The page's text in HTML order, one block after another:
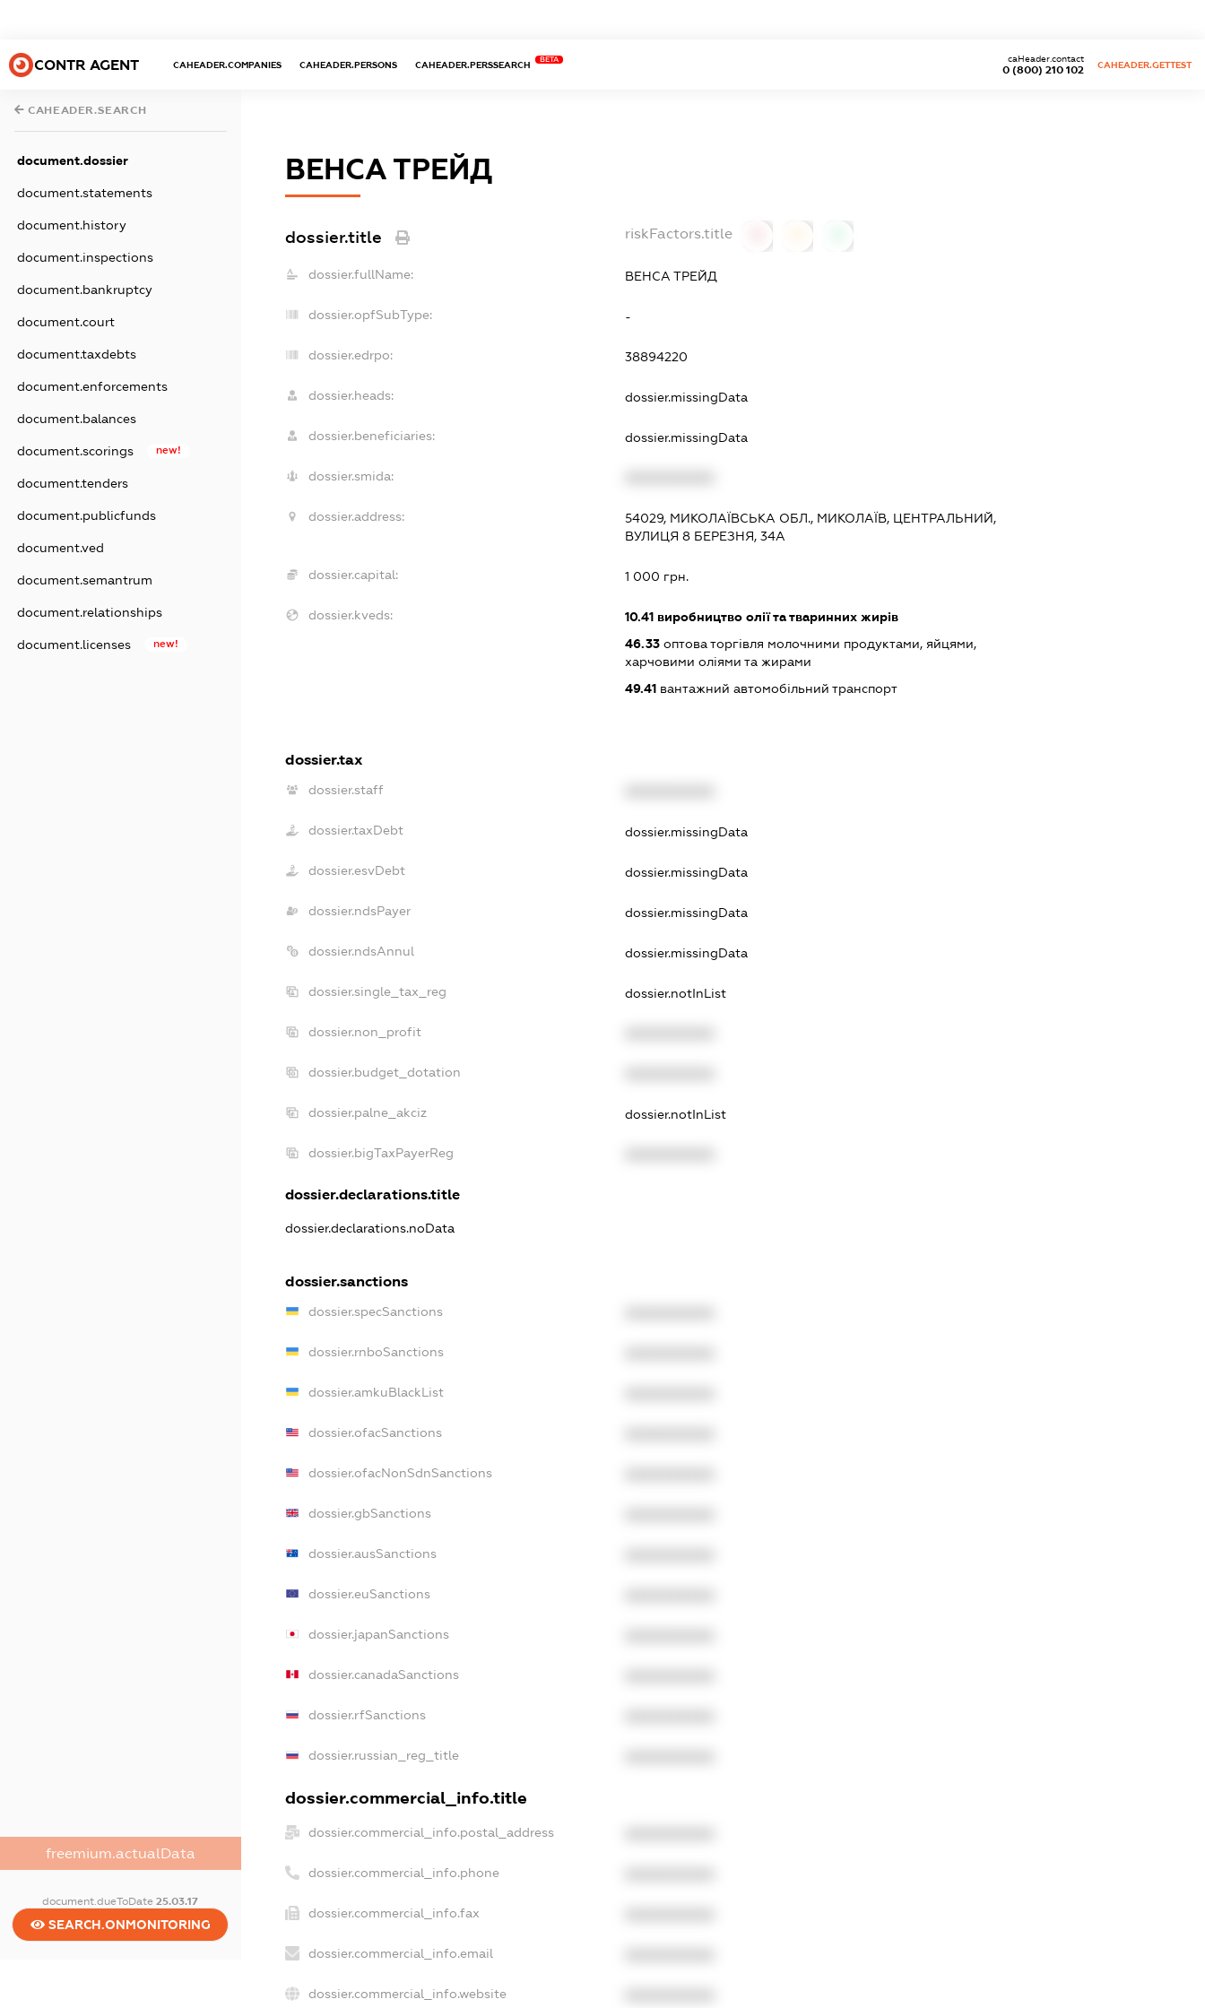
CONTR AGENT CAHEADER.COMPANIES CAHEADER.PERSONS CAHEADER.PERSSEARCH
BETA
0 (800) 210 102
caHeader.contact
CAHEADER.GETTEST
CAHEADER.SEARCH
document.dossier
document.statements
document.history
document.inspections
document.bankruptcy
document.court
document.taxdebts
document.enforcements
document.balances
document.scorings new!
document.tenders
document.publicfunds
document.ved
document.semantrum
document.relationships
document.licenses new!
freemium.actualData
document.dueToDate25.03.17
SEARCH.ONMONITORING
ВЕНСА ТРЕЙД
dossier.title riskFactors.title
dossier.fullName: ВЕНСА ТРЕЙД
dossier.opfSubType: -
dossier.edrpo: 38894220
dossier.heads: dossier.missingData
dossier.beneficiaries: dossier.missingData
dossier.smida:
dossier.address:
54029, МИКОЛАЇВСЬКА ОБЛ., МИКОЛАЇВ, ЦЕНТРАЛЬНИЙ,
ВУЛИЦЯ 8 БЕРЕЗНЯ, 34А
dossier.capital: 1 000 грн.
dossier.kveds: 10.41 виробництво олії та тваринних жирів
46.33 оптова торгівля молочними продуктами, яйцями,
харчовими оліями та жирами
49.41 вантажний автомобільний транспорт
dossier.tax
dossier.staff
dossier.taxDebt dossier.missingData
dossier.esvDebt dossier.missingData
dossier.ndsPayer dossier.missingData
dossier.ndsAnnul dossier.missingData
dossier.single_tax_reg dossier.notInList
dossier.non_profit
dossier.budget_dotation
dossier.palne_akciz dossier.notInList
dossier.bigTaxPayerReg
dossier.declarations.title
dossier.declarations.noData
dossier.sanctions
dossier.specSanctions
dossier.rnboSanctions
dossier.amkuBlackList
dossier.ofacSanctions
dossier.ofacNonSdnSanctions
dossier.gbSanctions
dossier.ausSanctions
dossier.euSanctions
dossier.japanSanctions
dossier.canadaSanctions
dossier.rfSanctions
dossier.russian_reg_title
dossier.commercial_info.title
dossier.commercial_info.postal_address
dossier.commercial_info.phone
dossier.commercial_info.fax
dossier.commercial_info.email
dossier.commercial_info.website